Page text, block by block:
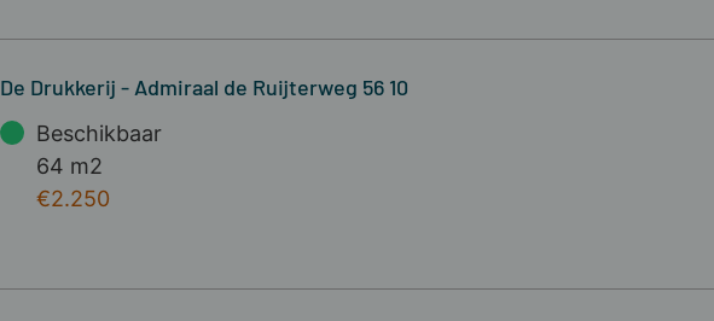
De Drukkerij - Admiraal de Ruijterweg 56 10
Beschikbaar
64 m2
€2.250